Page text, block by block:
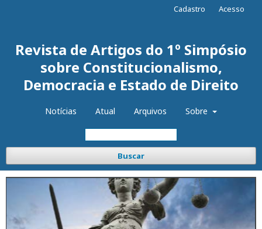
Revista de Artigos do 1º Simpósio
sobre Constitucionalismo,
Democracia e Estado de Direito
Notícias Atual Arquivos Sobre
Buscar
Cadastro Acesso